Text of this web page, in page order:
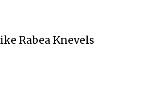
Rabea Knevels